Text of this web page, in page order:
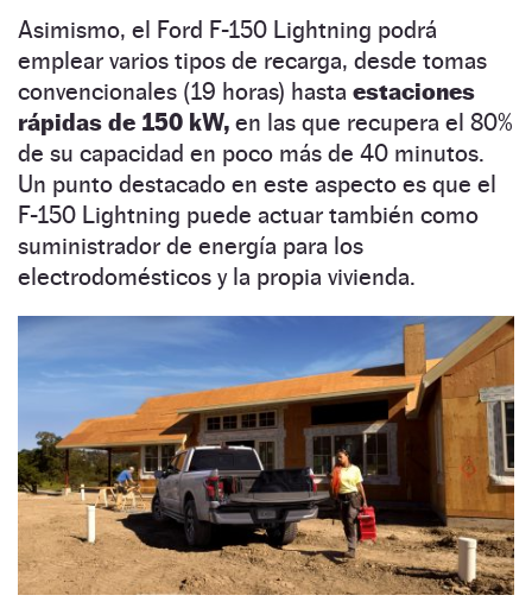
Asimismo, el Ford F-150 Lightning podrá
emplear varios tipos de recarga, desde tomas
convencionales (19 horas) hasta estaciones
rápidas de 150 kW, en las que recupera el 80%
de su capacidad en poco más de 40 minutos.
Un punto destacado en este aspecto es que el
F-150 Lightning puede actuar también como
suministrador de energía para los
electrodomésticos y la propia vivienda.